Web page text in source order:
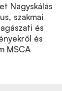
Nagyskálás
szakmai
és
és
MSCA